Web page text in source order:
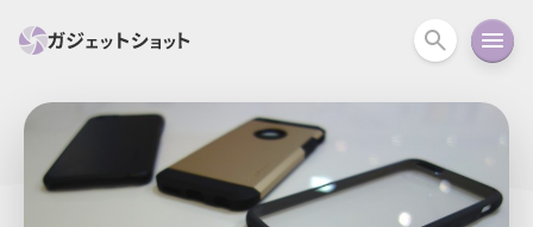
すべて スマホ PC関連 カメラ ウェアラ